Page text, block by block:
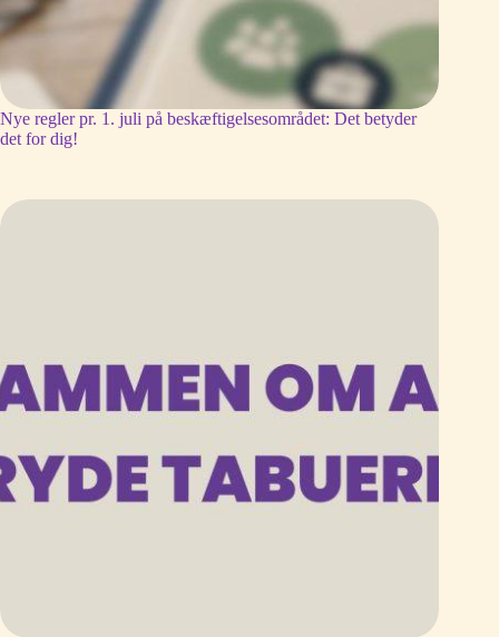
Nye regler pr. 1. juli på beskæftigelsesområdet: Det betyder
det for dig!